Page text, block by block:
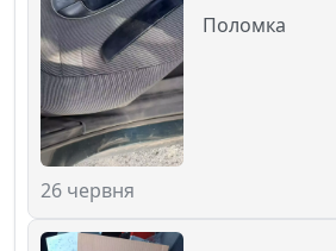
26 червня
Поломка